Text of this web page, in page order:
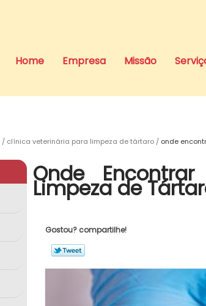
Home Empresa Missão
clínica veterinária para limpeza de tártaro onde
Onde
Limpeza de
Gostou? compartilhe!